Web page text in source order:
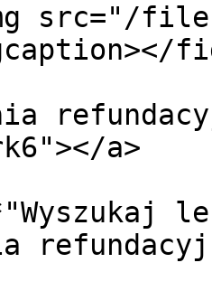
src="/files/
a>